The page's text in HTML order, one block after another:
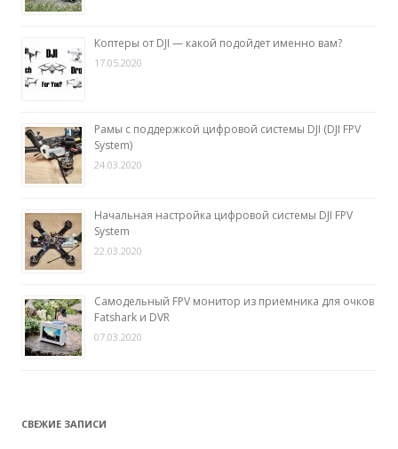
Коптеры от DJI — какой подойдет именно вам?
17.05.2020
Рамы с поддержкой цифровой системы DJI (DJI FPV
System)
24.03.2020
Начальная настройка цифровой системы DJI FPV
System
22.03.2020
Самодельный FPV монитор из приемника для очков
Fatshark и DVR
07.03.2020
СВЕЖИЕ ЗАПИСИ